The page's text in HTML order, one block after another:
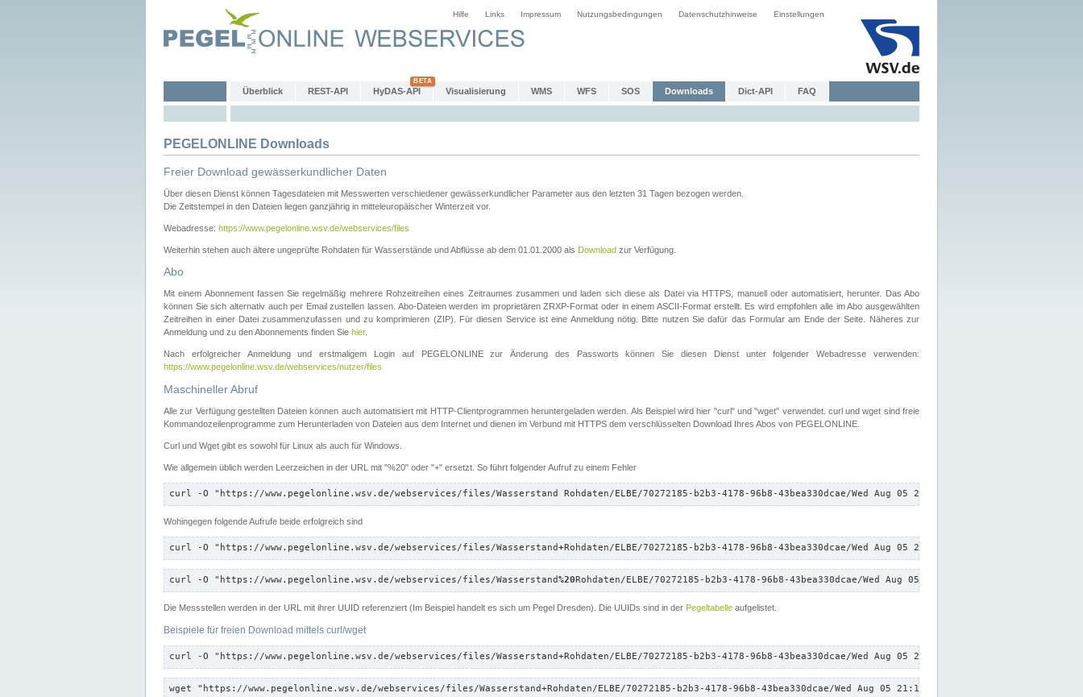
Hilfe Links Impressum Nutzungsbedingungen Datenschutzhinweise Einstellungen
Überblick REST-API HyDAS-API Visualisierung WMS WFS SOS Downloads Dict-API FAQ
PEGELONLINE Downloads
Freier Download gewässerkundlicher Daten
Über diesen Dienst können Tagesdateien mit Messwerten verschiedener gewässerkundlicher Parameter aus den letzten 31 Tagen bezogen werden.
Die Zeitstempel in den Dateien liegen ganzjährig in mitteleuropäischer Winterzeit vor.
Webadresse: https://www.pegelonline.wsv.de/webservices/files
Weiterhin stehen auch ältere ungeprüfte Rohdaten für Wasserstände und Abflüsse ab dem 01.01.2000 als Download zur Verfügung.
Abo
Mit einem Abonnement fassen Sie regelmäßig mehrere Rohzeitreihen eines Zeitraumes zusammen und laden sich diese als Datei via HTTPS, manuell oder automatisiert, herunter. Das Abo
können Sie sich alternativ auch per Email zustellen lassen. Abo-Dateien werden im proprietären ZRXP-Format oder in einem ASCII-Format erstellt. Es wird empfohlen alle im Abo ausgewählten
Zeitreihen in einer Datei zusammenzufassen und zu komprimieren (ZIP). Für diesen Service ist eine Anmeldung nötig. Bitte nutzen Sie dafür das Formular am Ende der Seite. Näheres zur
Anmeldung und zu den Abonnements finden Sie hier.
Nach erfolgreicher Anmeldung und erstmaligem Login auf PEGELONLINE zur Änderung des Passworts können Sie diesen Dienst unter folgender Webadresse verwenden:
https://www.pegelonline.wsv.de/webservices/nutzer/files
Maschineller Abruf
Alle zur Verfügung gestellten Dateien können auch automatisiert mit HTTP-Clientprogrammen heruntergeladen werden. Als Beispiel wird hier "curl" und "wget" verwendet. curl und wget sind freie
Kommandozeilenprogramme zum Herunterladen von Dateien aus dem Internet und dienen im Verbund mit HTTPS dem verschlüsselten Download Ihres Abos von PEGELONLINE.
Curl und Wget gibt es sowohl für Linux als auch für Windows.
Wie allgemein üblich werden Leerzeichen in der URL mit "%20" oder "+" ersetzt. So führt folgender Aufruf zu einem Fehler
curl -O "https://www.pegelonline.wsv.de/webservices/files/Wasserstand Rohdaten/ELBE/70272185-b2b3-4178-96b8-43bea330dcae/Wed Aug 05 21:12:04 CEST 2026/down.txt"
Wohingegen folgende Aufrufe beide erfolgreich sind
curl -O "https://www.pegelonline.wsv.de/webservices/files/Wasserstand+Rohdaten/ELBE/70272185-b2b3-4178-96b8-43bea330dcae/Wed Aug 05 21:12:04 CEST 2026/down.txt"
curl -O "https://www.pegelonline.wsv.de/webservices/files/Wasserstand%20Rohdaten/ELBE/70272185-b2b3-4178-96b8-43bea330dcae/Wed Aug 05 21:12:04 CEST 2026/down.txt"
Die Messstellen werden in der URL mit ihrer UUID referenziert (Im Beispiel handelt es sich um Pegel Dresden). Die UUIDs sind in der Pegeltabelle aufgelistet.
Beispiele für freien Download mittels curl/wget
curl -O "https://www.pegelonline.wsv.de/webservices/files/Wasserstand+Rohdaten/ELBE/70272185-b2b3-4178-96b8-43bea330dcae/Wed Aug 05 21:12:04 CEST 2026/down.txt"
wget "https://www.pegelonline.wsv.de/webservices/files/Wasserstand+Rohdaten/ELBE/70272185-b2b3-4178-96b8-43bea330dcae/Wed Aug 05 21:12:04 CEST 2026/down.txt"